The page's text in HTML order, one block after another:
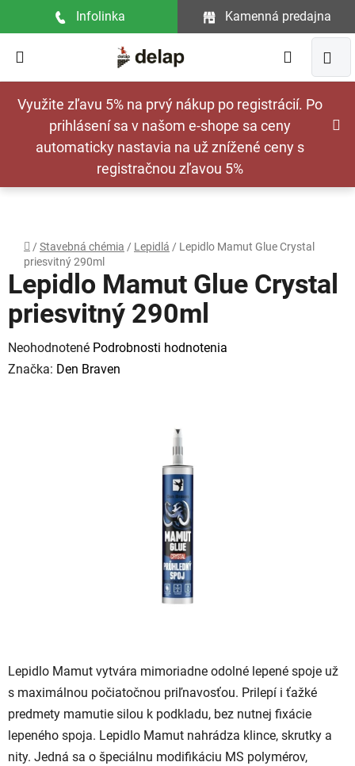
Využite zľavu 5% na prvý nákup po registrácií. Po
prihlásení sa v našom e-shope sa ceny
automaticky nastavia na už znížené ceny s
registračnou zľavou 5%
Infolinka Kamenná predajna
Hľadať
Domov
/ Stavebná chémia / Lepidlá / Lepidlo Mamut Glue Crystal
priesvitný 290ml
Lepidlo Mamut vytvára mimoriadne odolné lepené spoje už
s maximálnou počiatočnou priľnavosťou. Prilepí i ťažké
predmety mamutie silou k podkladu, bez nutnej fixácie
lepeného spoja. Lepidlo Mamut nahrádza klince, skrutky a
nity. Jedná sa o špeciálnu modifikáciu MS polymérov,
Lepidlo Mamut Glue Crystal
priesvitný 290ml
Priemerné
hodnotenie
Neohodnotené Podrobnosti hodnotenia
Značka: Den Braven